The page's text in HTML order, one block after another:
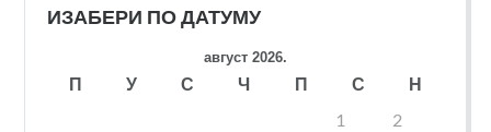
ИЗАБЕРИ ПО ДАТУМУ
август 2026.
П У С Ч П С
Н
1
2